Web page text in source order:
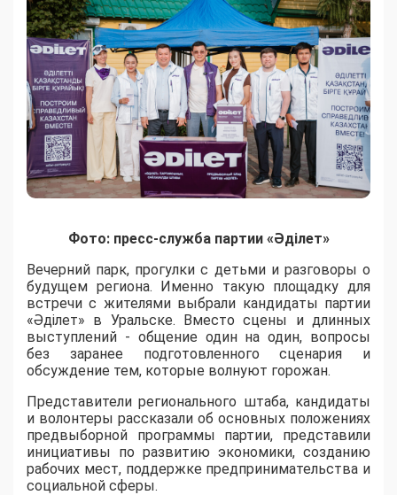
Фото: пресс-служба партии «Әділет»
Вечерний парк, прогулки с детьми и разговоры о
будущем региона. Именно такую площадку для
встречи с жителями выбрали кандидаты партии
«Әділет» в Уральске. Вместо сцены и длинных
выступлений - общение один на один, вопросы
без заранее подготовленного сценария и
обсуждение тем, которые волнуют горожан.
Представители регионального штаба, кандидаты
и волонтеры рассказали об основных положениях
предвыборной программы партии, представили
инициативы по развитию экономики, созданию
рабочих мест, поддержке предпринимательства и
социальной сферы.